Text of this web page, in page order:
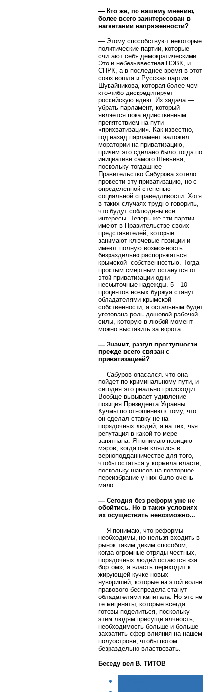
— Кто же, по вашему мнению,
более всего заинтересован в
нагнетании напряженности?
— Этому способствуют некоторые
политические партии, которые
считают себя демократическими.
Это и небезызвестная ПЭВК, и
СПРК, а в последнее время в этот
союз вошла и Русская партия
Шувайникова, которая более чем
кто-либо дискредитирует
российскую идею. Их задача —
убрать парламент, который
является пока единственным
препятствием на пути
«прихватизации». Как известно,
год назад парламент наложил
моратории на приватизацию,
причем это сделано было тогда по
инициативе самого Шевьева,
поскольку тогдашнее
Правительство Сабурова хотело
провести эту приватизацию, но с
определенной степенью
социальной справедливости. Хотя
в таких случаях трудно говорить,
что будут соблюдены все
интересы. Теперь же эти партии
имеют в Правительстве своих
представителей, которые
занимают ключевые позиции и
имеют полную возможность
безраздельно распоряжаться
крымской собственностью. Тогда
простым смертным останутся от
этой приватизации одни
несбыточные надежды. 5—10
процентов новых буржуа станут
обладателями крымской
собственности, а остальным будет
уготована роль дешевой рабочей
силы, которую в любой момент
можно выставить за ворота
— Значит, разгул преступности
прежде всего связан с
приватизацией?
— Сабуров опасался, что она
пойдет по криминальному пути, и
сегодня это реально происходит.
Вообще вызывает удивление
позиция Президента Украины
Кучмы по отношению к тому, что
он сделал ставку не на
порядочных людей, а на тех, чья
репутация в какой-то мере
запятнана. Я понимаю позицию
мэров, когда они клялись в
верноподданничестве для того,
чтобы остаться у кормила власти,
поскольку шансов на повторное
переизбрание у них было очень
мало.
— Сегодня без реформ уже не
обойтись. Но в таких условиях
их осуществить невозможно...
— Я понимаю, что реформы
необходимы, но нельзя входить в
рынок таким диким способом,
когда огромные отряды честных,
порядочных людей остаются «за
бортом», а власть переходит к
жирующей кучке новых
нуворишей, которые на этой волне
правового беспредела станут
обладателями капитала. Но это не
те меценаты, которые всегда
готовы поделиться, поскольку
этим людям присущи алчность,
необходимость больше и больше
захватить сфер влияния на нашем
полуострове, чтобы потом
безраздельно властвовать.
Беседу вел В. ТИТОВ